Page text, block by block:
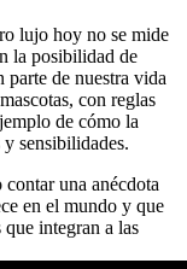
lujo hoy no se mide
la posibilidad de
de nuestra vida
con reglas
de cómo la
y sensibilidades.
una anécdota
en el mundo y que
integran a las